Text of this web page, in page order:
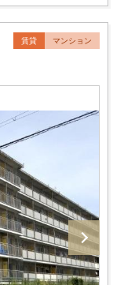
賃貸 マンション